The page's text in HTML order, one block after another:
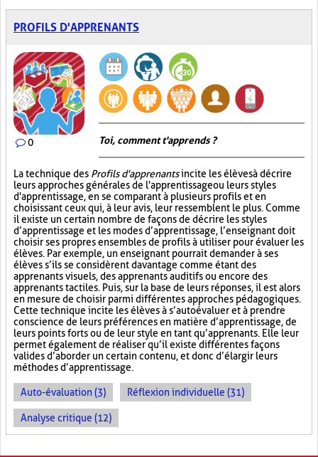
PROFILS D'APPRENANTS
0 Toi, comment t'apprends ?
La technique des Profils d'apprenantsincite les élèves à décrire
leurs approches générales de l'apprentissage ou leurs styles
d'apprentissage, en se comparant à plusieurs profils et en
choisissant ceux qui, à leur avis, leur ressemblent le plus. Comme
il existe un certain nombre de façons de décrire les styles
d’apprentissage et les modes d’apprentissage, l’enseignant doit
choisir ses propres ensembles de profils à utiliser pour évaluer les
élèves. Par exemple, un enseignant pourrait demander à ses
élèves s’ils se considèrent davantage comme étant des
apprenants visuels, des apprenants auditifs ou encore des
apprenants tactiles. Puis, sur la base de leurs réponses, il est alors
en mesure de choisir parmi différentes approches pédagogiques.
Cette technique incite les élèves à s’autoévaluer et à prendre
conscience de leurs préférences en matière d’apprentissage, de
leurs points forts ou de leur style en tant qu’apprenants. Elle leur
permet également de réaliser qu’il existe différentes façons
valides d’aborder un certain contenu, et donc d’élargir leurs
méthodes d’apprentissage.
Auto-évaluation (3) Réflexion individuelle (31)
Analyse critique (12)
PAGES